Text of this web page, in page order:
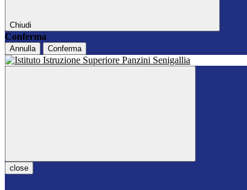
Chiudi
Conferma
Annulla Conferma
close